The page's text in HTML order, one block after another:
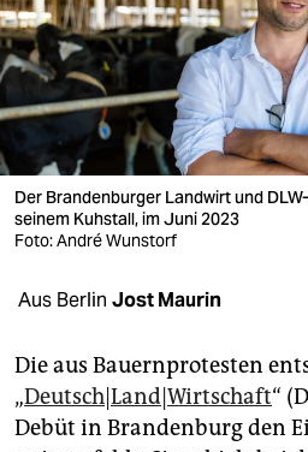
nord
wahrheit
verlag
verlag
veranstaltungen
unterstützen
abo
Der Brandenburger Landwirt und
seinem Kuhstall, im Juni 2023
Foto: André Wunstorf
Aus Berlin Jost Maurin
Die aus Bauernprotesten
„Deutsch|Land|Wirtschaft“
Debüt in Brandenburg den